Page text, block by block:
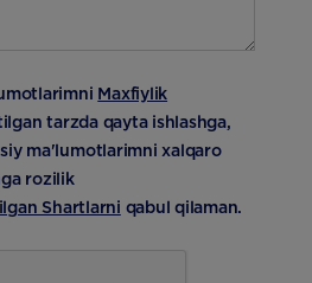
Maxfiylik
tarzda qayta ishlashga,
ma'lumotlarimni xalqaro
rozilik
Shartlarni qabul qilaman.